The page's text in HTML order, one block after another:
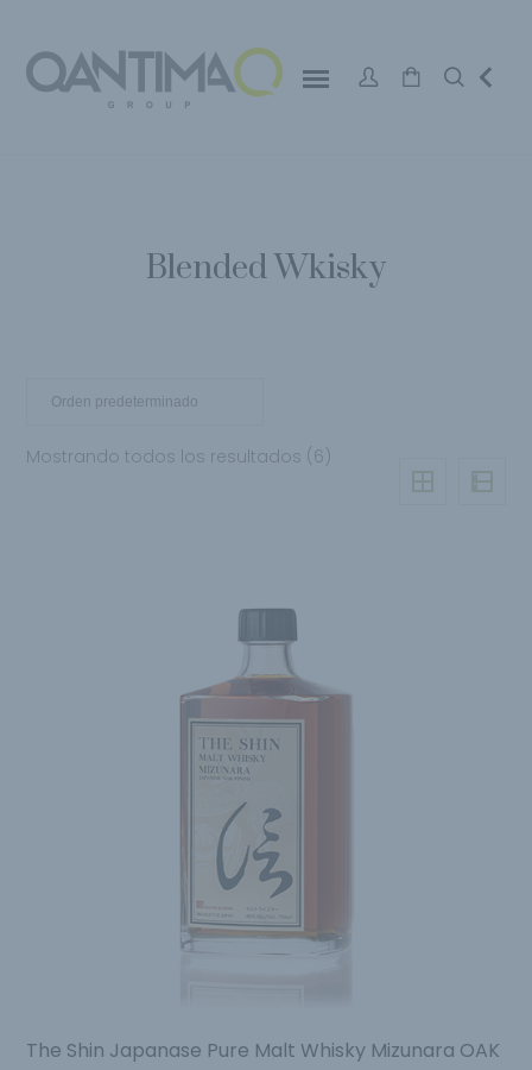
Blended Wkisky
Mostrando todos los resultados (6)
The Shin Japanase Pure Malt Whisky Mizunara OAK